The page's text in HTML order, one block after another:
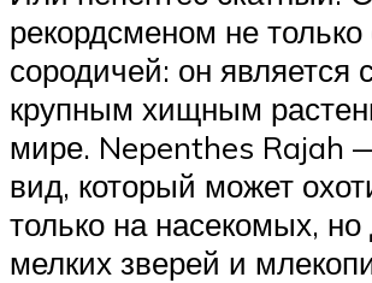
рекордсменом не только
сородичей: он является
крупным хищным
мире. Nepenthes Rajah
вид, который может
только на насекомых,
мелких зверей и